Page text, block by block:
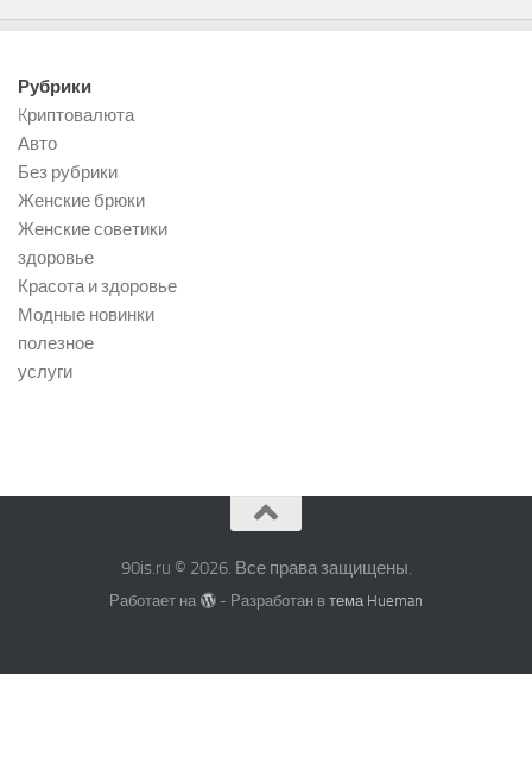
Рубрики
Kриптовалюта
Авто
Без рубрики
Женские брюки
Женские советики
здоровье
Красота и здоровье
Модные новинки
полезное
услуги
90is.ru © 2026. Все права защищены.
Работает на - Разработан в тема Hueman